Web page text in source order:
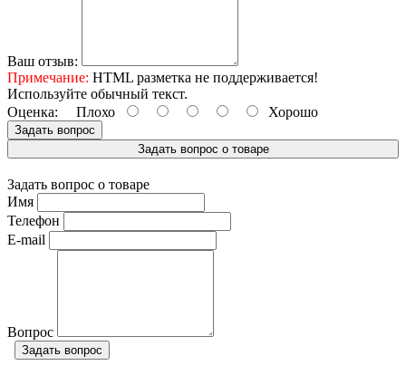
Ваш отзыв:
Примечание: HTML разметка не поддерживается!
Используйте обычный текст.
Оценка: Плохо Хорошо
Задать вопрос
Задать вопрос о товаре
Задать вопрос о товаре
Имя
Телефон
E-mail
Вопрос
Задать вопрос